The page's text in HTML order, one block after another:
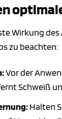
Wirkung des
zu beachten:
Vor der
Schweiß
Halten